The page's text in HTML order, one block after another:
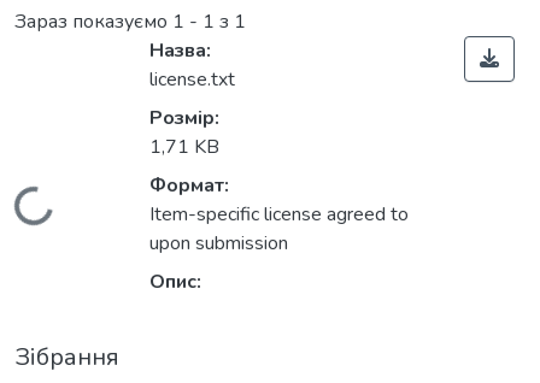
Зараз показуємо 1 - 1 з 1
Вантажиться...
Назва:
license.txt
Розмір:
1,71 KB
Формат:
Item-specific license agreed to
upon submission
Опис:
Зібрання